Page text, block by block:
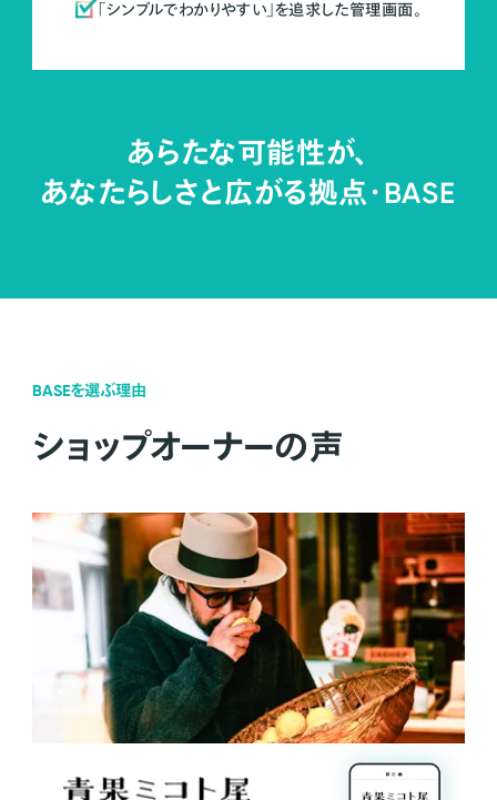
「シンプルでわかりやすい」を追求した管理画面。
あらたな可能性が、
あなたらしさと広がる拠点・BASE
BASEを選ぶ理由
ショップオーナーの声